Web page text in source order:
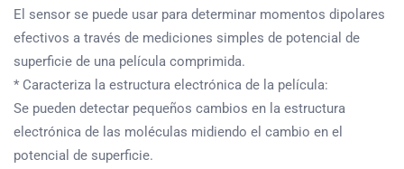
El sensor se puede usar para determinar momentos dipolares
efectivos a través de mediciones simples de potencial de
superficie de una película comprimida.
* Caracteriza la estructura electrónica de la película:
Se pueden detectar pequeños cambios en la estructura
electrónica de las moléculas midiendo el cambio en el
potencial de superficie.